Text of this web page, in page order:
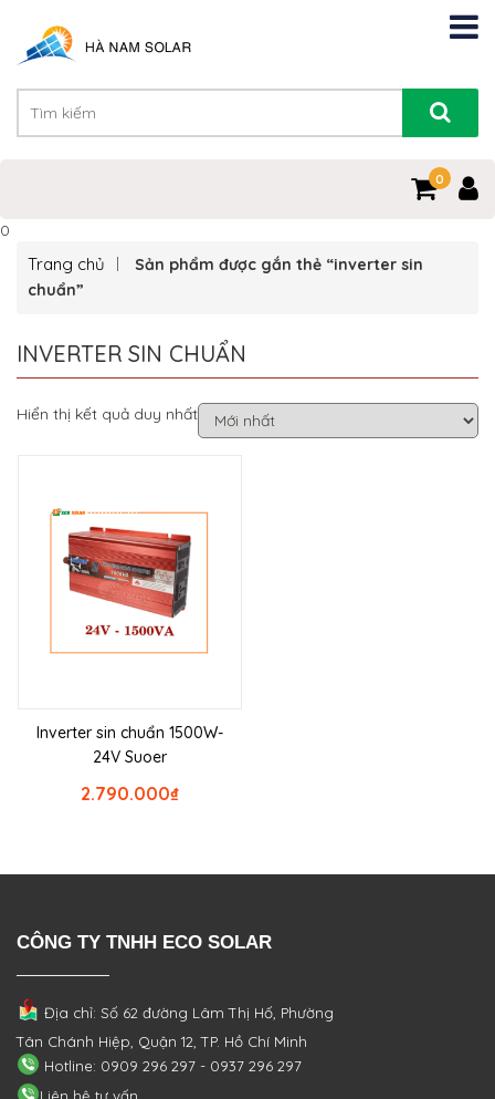
0
0
Trang chủ
Sản phẩm được gắn thẻ “inverter sin
chuẩn”
INVERTER SIN CHUẨN
Hiển thị kết quả duy nhất
Inverter sin chuẩn 1500W-
24V Suoer
₫
2.790.000
CÔNG TY TNHH ECO SOLAR
Địa chỉ: Số 62 đường Lâm Thị Hố, Phường
Tân Chánh Hiệp, Quận 12, TP. Hồ Chí Minh
Hotline: 0909 296 297 - 0937 296 297